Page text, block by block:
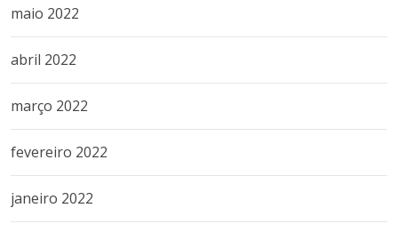
maio 2022
abril 2022
março 2022
fevereiro 2022
janeiro 2022